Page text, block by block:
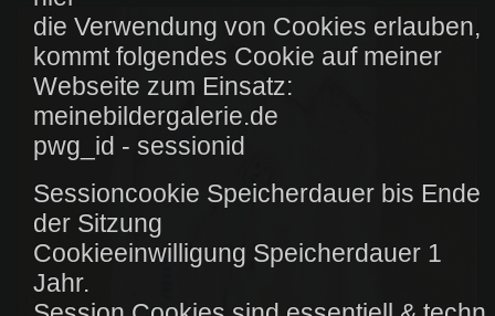
die Verwendung von Cookies erlauben,
kommt folgendes Cookie auf meiner
Webseite zum Einsatz:
meinebildergalerie.de
pwg_id - sessionid
Sessioncookie Speicherdauer bis Ende
der Sitzung
Cookieeinwilligung Speicherdauer 1
Jahr.